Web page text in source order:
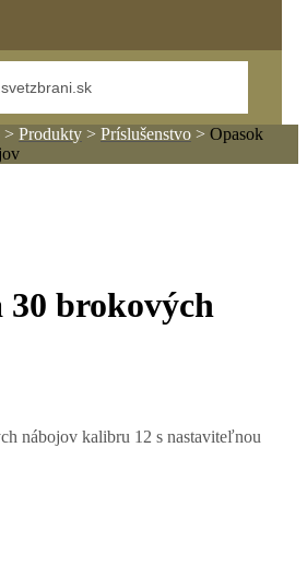
> Produkty > Príslušenstvo > Opasok
30 brokových
nábojov kalibru 12 s nastaviteľnou